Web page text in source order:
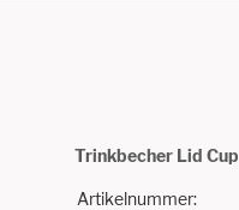
Trinkbecher Lid Cup
Artikelnummer: